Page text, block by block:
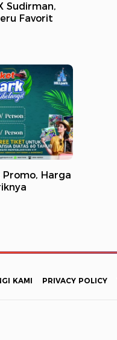
Sudirman,
Favorit
Promo, Harga
KAMI PRIVACY POLICY